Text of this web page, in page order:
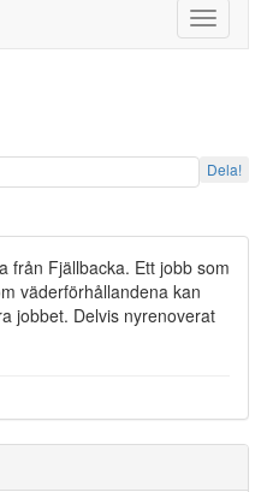
Toggle
Dela!
från Fjällbacka. Ett jobb som
väderförhållandena kan
jobbet. Delvis nyrenoverat